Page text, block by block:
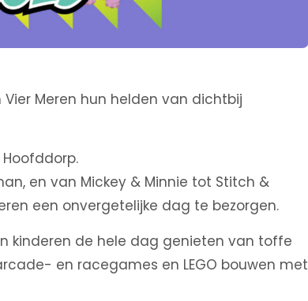
Meren hun helden van dichtbij
en van Mickey & Minnie tot Stitch &
een onvergetelijke dag te bezorgen.
kinderen de hele dag genieten van toffe
en racegames en LEGO bouwen met